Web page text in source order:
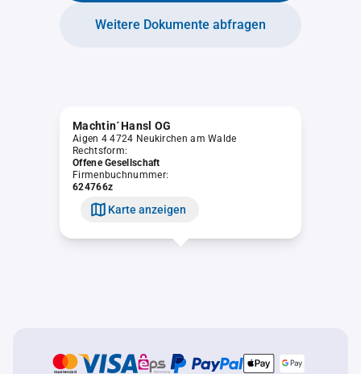
Weitere Dokumente abfragen
Machtin´Hansl OG
Aigen 4 4724 Neukirchen am Walde
Rechtsform:
Offene Gesellschaft
Firmenbuchnummer:
624766z
Karte anzeigen